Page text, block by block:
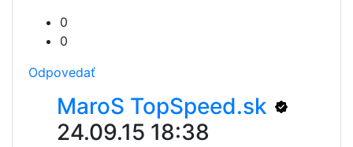
0
0
Odpovedať
MaroS TopSpeed.sk
24.09.15 18:38